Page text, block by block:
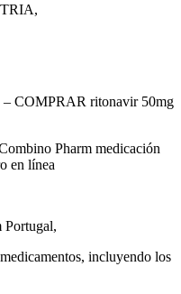
– COMPRAR ritonavir 50mg
Pharm medicación
en línea
Portugal,
incluyendo los